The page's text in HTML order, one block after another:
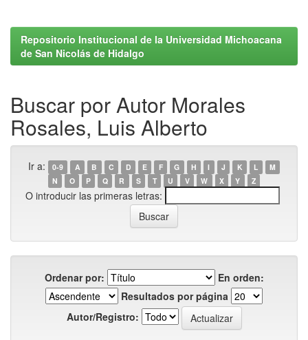
Repositorio Institucional de la Universidad Michoacana
de San Nicolás de Hidalgo
Buscar por Autor Morales
Rosales, Luis Alberto
Ir a: 0-9 A B C D E F G H I J K L
M
N
O P Q R S T U V W X Y Z
O introducir las primeras letras:
Ordenar por:
En orden:
Resultados por página
Autor/Registro: